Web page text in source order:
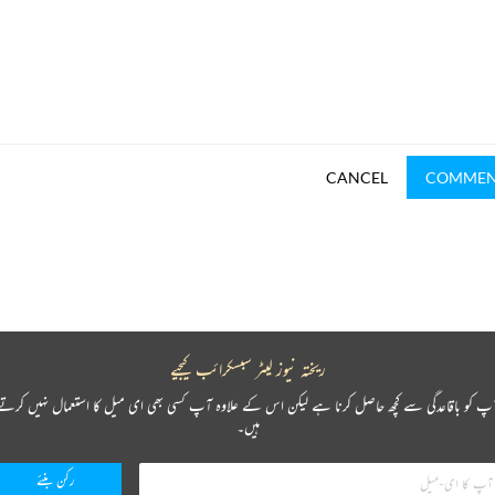
CANCEL
ریختہ نیوز لیٹر سبسکرائب کیجیے
کو باقاعدگی سے کچھ حاصل کرنا ہے لیکن اس کے علاوہ آپ کسی بھی ای میل کا استعمال نہیں
ہیں۔